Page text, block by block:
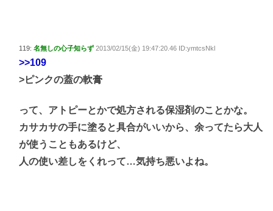
119: 名無しの心子知らず 2013/02/15(金) 19:47:20.46 ID:ymtcsNkl
>>109
>ピンクの蓋の軟膏
って、アトピーとかで処方される保湿剤のことかな。
カサカサの手に塗ると具合がいいから、余ってたら大人
が使うこともあるけど、
人の使い差しをくれって…気持ち悪いよね。